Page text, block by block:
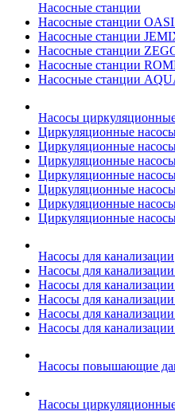
Насосные станции
Насосные станции
Насосные станции
Насосные станции
Насосные станции
Насосные станции
Насосы
Циркуляционные
Циркуляционные
Циркуляционные
Циркуляционные
Циркуляционные
Циркуляционные
Циркуляционные
Насосы для канализации
Насосы для
Насосы для
Насосы для
Насосы для
Насосы для
Насосы повышающие
Насосы